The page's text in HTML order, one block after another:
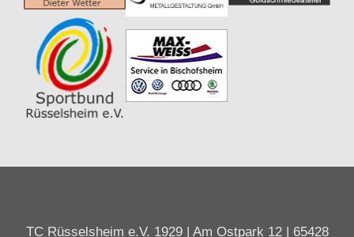
TC Rüsselsheim e.V. 1929 | Am Ostpark 12 | 65428